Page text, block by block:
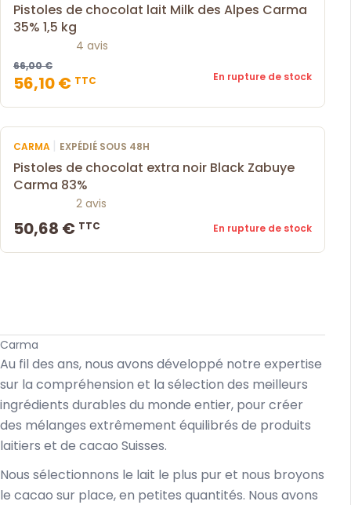
Pistoles de chocolat lait Milk des Alpes Carma
35% 1,5 kg
4 avis
66,00 €
56,10 € TTC En rupture de stock
CARMA | EXPÉDIÉ SOUS 48H
Pistoles de chocolat extra noir Black Zabuye
Carma 83%
2 avis
50,68 € TTC En rupture de stock
Carma
Au fil des ans, nous avons développé notre expertise
sur la compréhension et la sélection des meilleurs
ingrédients durables du monde entier, pour créer
des mélanges extrêmement équilibrés de produits
laitiers et de cacao Suisses.
Nous sélectionnons le lait le plus pur et nous broyons
le cacao sur place, en petites quantités. Nous avons